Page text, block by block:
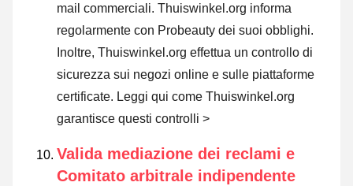
mail commerciali. Thuiswinkel.org informa
regolarmente con Probeauty dei suoi obblighi.
Inoltre, Thuiswinkel.org effettua un controllo di
sicurezza sui negozi online e sulle piattaforme
certificate. Leggi qui come Thuiswinkel.org
garantisce questi controlli >
Valida mediazione dei reclami e
Comitato arbitrale indipendente